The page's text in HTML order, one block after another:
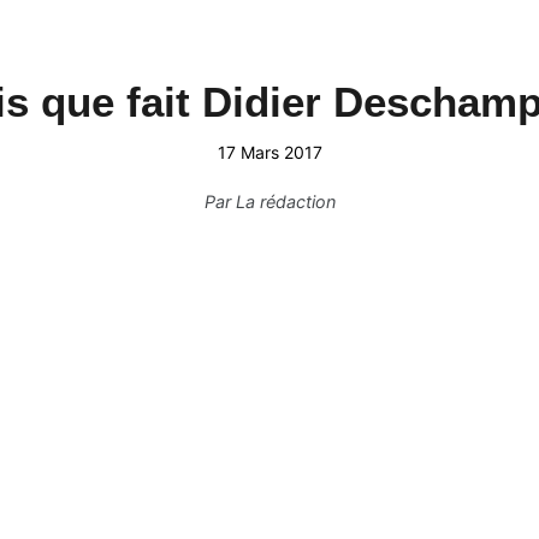
que fait Didier
17 Mars 2017
ParLa rédaction